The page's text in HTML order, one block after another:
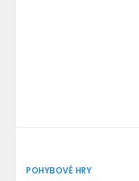
POHYBOVÉ HRY